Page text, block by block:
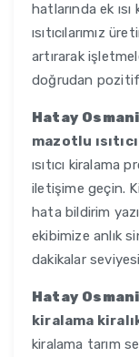
hatlarında ek
ısıtıcılarımız
artırarak
doğrudan pozitif
Hatay
mazotlu
ısıtıcı
iletişime geçin.
hata bildirim
ekibimize anlık
dakikalar
Hatay
kiralama
kiralama tarım